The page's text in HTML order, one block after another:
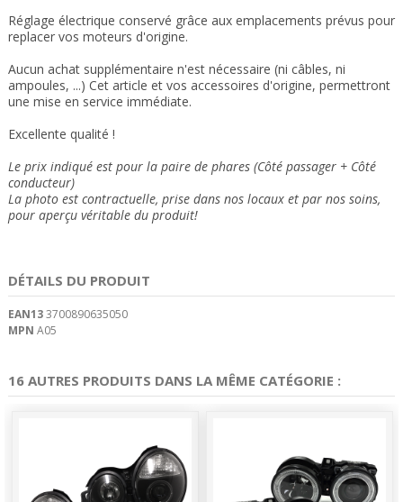
Réglage électrique conservé grâce aux emplacements prévus pour
replacer vos moteurs d'origine.
Aucun achat supplémentaire n'est nécessaire (ni câbles, ni
ampoules, ...) Cet article et vos accessoires d'origine, permettront
une mise en service immédiate.
Excellente qualité !
Le prix indiqué est pour la paire de phares (Côté passager + Côté
conducteur)
La photo est contractuelle, prise dans nos locaux et par nos soins,
pour aperçu véritable du produit!
DÉTAILS DU PRODUIT
EAN133700890635050
MPN A05
16 AUTRES PRODUITS DANS LA MÊME CATÉGORIE :